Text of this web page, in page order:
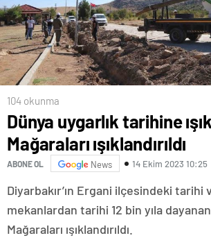
104 okunma
Dünya uygarlık tarihine
Mağaraları ışıklandırıldı
ABONE OL News 14 Ekim 2023 10:25
Diyarbakır’ın Ergani ilçesindeki tarihi
mekanlardan tarihi 12 bin yıla
Mağaraları ışıklandırıldı.